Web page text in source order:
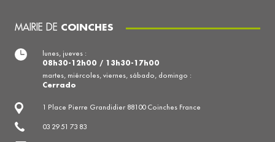
MAIRIE DE COINCHES
1 Place Pierre Grandidier 88100 Coinches France
03 29 51 73 83
lunes, jueves :
08h30-12h00 / 13h30-17h00
martes, miércoles, viernes, sábado, domingo :
Cerrado